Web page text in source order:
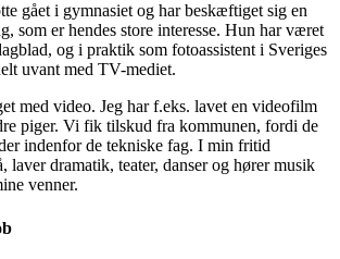
gået i gymnasiet og har beskæftiget sig en
som er hendes store interesse. Hun har været
og i praktik som fotoassistent i Sveriges
uvant med TV-mediet.
med video. Jeg har f.eks. lavet en videofilm
piger. Vi fik tilskud fra kommunen, fordi de
indenfor de tekniske fag. I min fritid
laver dramatik, teater, danser og hører musik
venner.